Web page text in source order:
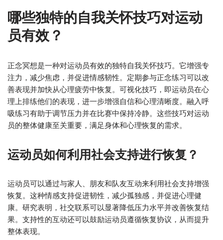
哪些独特的自我关怀技巧对运动
员有效？
正念冥想是一种对运动员有效的独特自我关怀技巧。它增强专
注力，减少焦虑，并促进情感韧性。定期参与正念练习可以改
善表现并加快从心理疲劳中恢复。可视化技巧，即运动员在心
理上排练他们的表现，进一步增强自信和心理清晰度。融入呼
吸练习有助于调节压力并在比赛中保持冷静。这些技巧对运动
员的整体健康至关重要，满足身体和心理恢复的需求。
运动员如何利用社会支持进行恢复？
运动员可以通过与家人、朋友和队友互动来利用社会支持增强
恢复。这种情感支持促进韧性，减少孤独感，并促进心理健
康。研究表明，社交联系可以显著降低压力水平并改善恢复结
果。支持性的互动还可以鼓励运动员遵循恢复协议，从而提升
整体表现。